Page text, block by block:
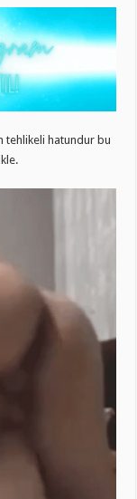
tehlikeli hatundur bu